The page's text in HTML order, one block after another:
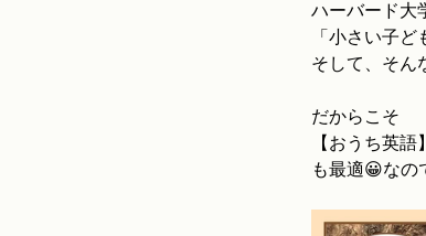
ハーバード大
「小さい子
そして、そん
だからこそ
【おうち英
も最適😀なの